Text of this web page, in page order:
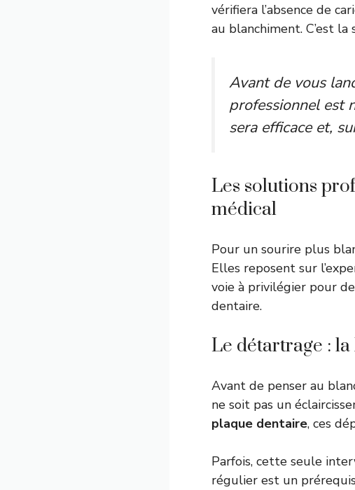
vérifiera l’absence de
au blanchiment. C’est la
Avant de vous
professionnel est
sera efficace et,
Les solutions
médical
Pour un sourire plus
Elles reposent sur
voie à privilégier pour
dentaire.
Le détartrage : la
Avant de penser au
ne soit pas un
plaque dentaire, ces
Parfois, cette seule
régulier est un